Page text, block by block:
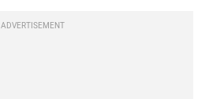
ADVERTISEMENT